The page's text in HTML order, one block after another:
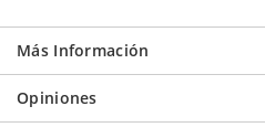
Más Información
Opiniones